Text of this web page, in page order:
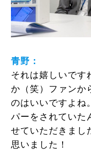
青野：
それは嬉しいです
か（笑）ファンか
のはいいですよね
パーをされていた
せていただきまし
思いました！